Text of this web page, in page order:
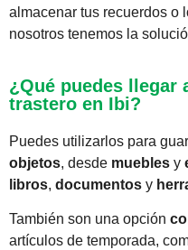
almacenar tus recuerdos o
nosotros tenemos la
¿Qué puedes llegar
trastero en Ibi?
Puedes utilizarlos para
objetos, desde muebles y
libros, documentos y
También son una opción
artículos de temporada,